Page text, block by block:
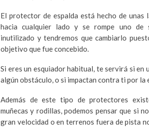
El protector de espalda está hecho de unas
hacia cualquier lado y se rompe uno de
inutilizado y tendremos que cambiarlo
objetivo que fue concebido.
Si eres un esquiador habitual, te servirá si en
algún obstáculo, o si impactan contra ti por la
Además de este tipo de protectores
muñecas y rodillas, podemos pensar que si
gran velocidad o en terrenos fuera de pista